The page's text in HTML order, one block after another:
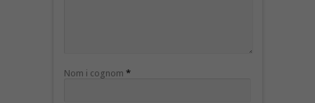
Nom i cognom *